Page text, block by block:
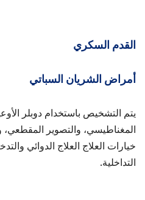
القدم السكري
أمراض الشريان السباتي
يتم التشخيص باستخدام دوبلر
المغناطيسي، والتصوير
خيارات العلاج العلاج الدوائي
التداخلية.